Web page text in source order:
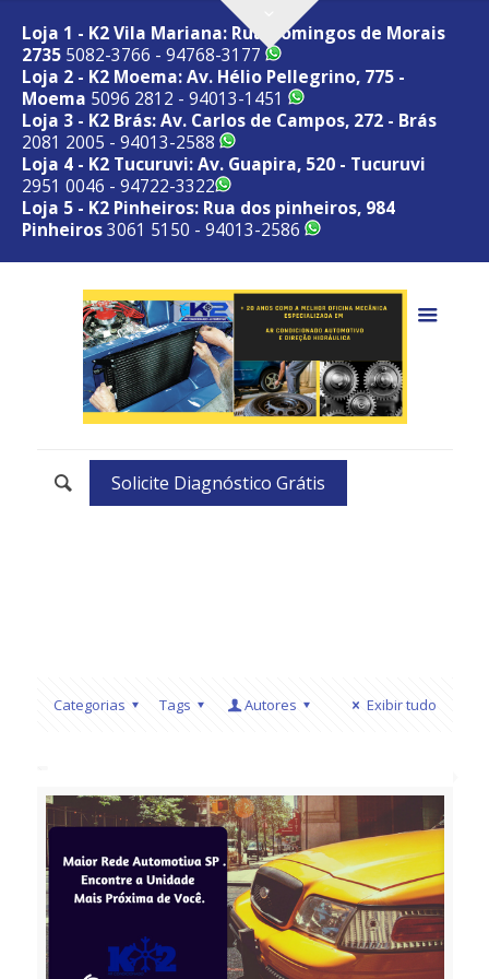
Loja 1 - K2 Vila Mariana: Rua Domingos de Morais
2735 5082-3766 - 94768-3177
Loja 2 - K2 Moema: Av. Hélio Pellegrino, 775 -
Moema 5096 2812 - 94013-1451
Loja 3 - K2 Brás: Av. Carlos de Campos, 272 - Brás
2081 2005 - 94013-2588
Loja 4 - K2 Tucuruvi: Av. Guapira, 520 - Tucuruvi
2951 0046 - 94722-3322
Loja 5 - K2 Pinheiros: Rua dos pinheiros, 984
Pinheiros3061 5150 - 94013-2586
Solicite Diagnóstico Grátis
Categorias Tags Autores Exibir tudo